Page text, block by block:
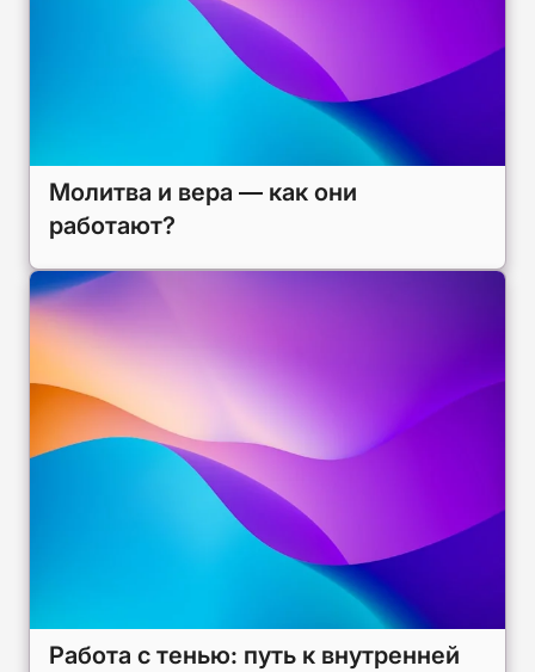
Молитва и вера — как они
работают?
Работа с тенью: путь к внутренней